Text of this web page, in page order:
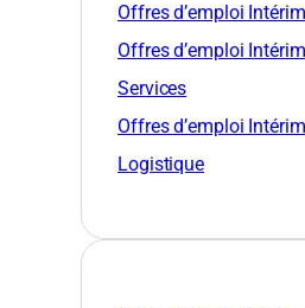
Offres d’emploi
Offres d’emploi
Services
Offres d’emploi
Logistique